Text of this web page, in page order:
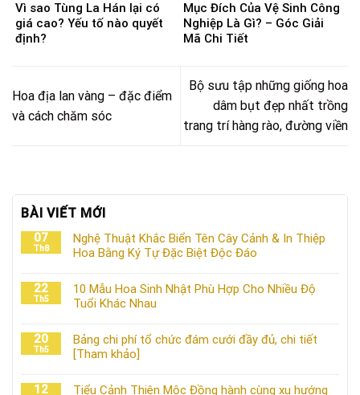
Vì sao Tùng La Hán lại có
giá cao? Yếu tố nào quyết
định?
Mục Đích Của Vệ Sinh Công
Nghiệp Là Gì? – Góc Giải
Mã Chi Tiết
Hoa địa lan vàng – đặc điểm
và cách chăm sóc
Bộ sưu tập những giống hoa
dâm bụt đẹp nhất trồng
trang trí hàng rào, đường viền
BÀI VIẾT MỚI
07
Th8
Nghệ Thuật Khắc Biển Tên Cây Cảnh & In Thiệp
Hoa Bằng Ký Tự Đặc Biệt Độc Đáo
22
Th5
10 Mẫu Hoa Sinh Nhật Phù Hợp Cho Nhiều Độ
Tuổi Khác Nhau
20
Th5
Bảng chi phí tổ chức đám cưới đầy đủ, chi tiết
[Tham khảo]
12 Tiểu Cảnh Thiên Mộc Đồng hành cùng xu hướng